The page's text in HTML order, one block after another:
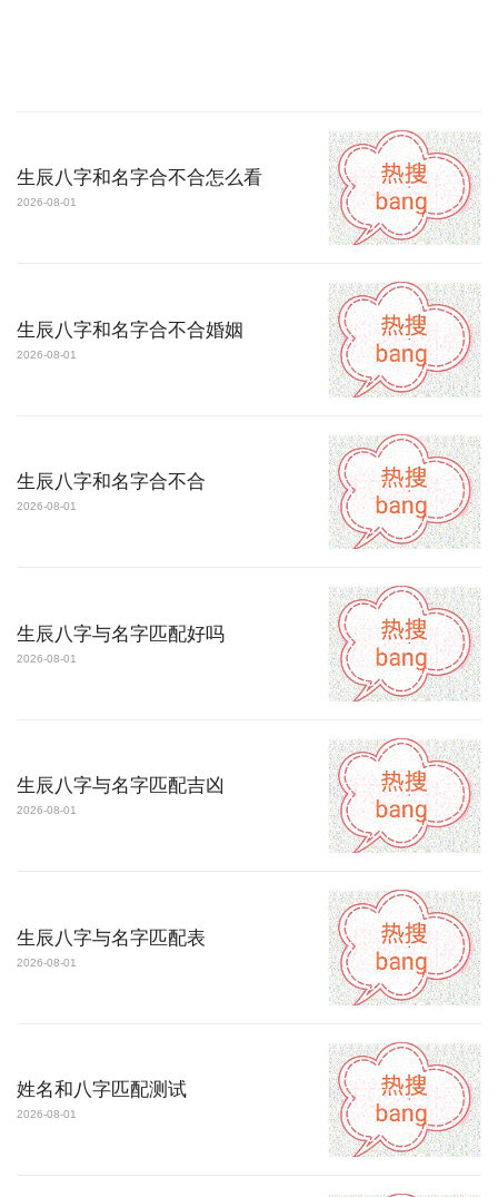
生辰八字和名字合不合怎么看
2026-08-01
生辰八字和名字合不合婚姻
2026-08-01
生辰八字和名字合不合
2026-08-01
生辰八字与名字匹配好吗
2026-08-01
生辰八字与名字匹配吉凶
2026-08-01
生辰八字与名字匹配表
2026-08-01
姓名和八字匹配测试
2026-08-01